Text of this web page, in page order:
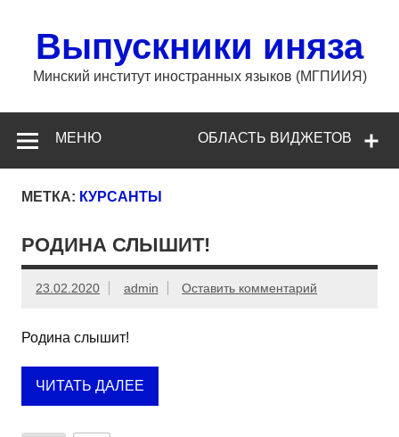
содержимому
Выпускники иняза
Минский институт иностранных языков (МГПИИЯ)
ОБЛАСТЬ ВИДЖЕТОВ
МЕНЮ
МЕТКА: КУРСАНТЫ
РОДИНА СЛЫШИТ!
23.02.2020 admin Оставить комментарий
Родина слышит!
ЧИТАТЬ ДАЛЕЕ